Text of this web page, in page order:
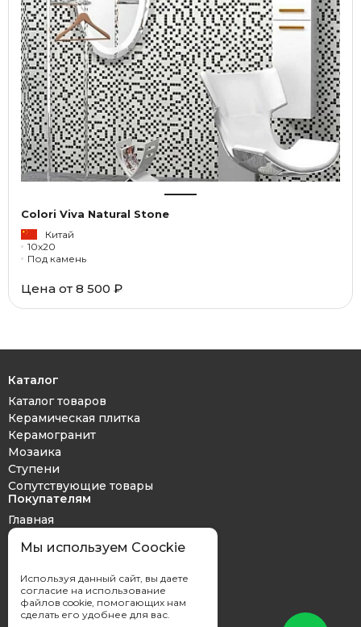
Colori Viva Natural Stone
Китай
10x20
Под камень
Цена от 8 500 ₽
Каталог
Каталог товаров
Керамическая плитка
Керамогранит
Мозаика
Ступени
Сопутствующие товары
Покупателям
Главная
Дизайн проект
Оплата и доставка
Контакты
Мы используем Coockie
Используя данный сайт, вы даете
согласие на использование
файлов cookie, помогающих нам
сделать его удобнее для вас.